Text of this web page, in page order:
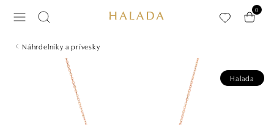
0
Náhrdelníky a prívesky
Halada